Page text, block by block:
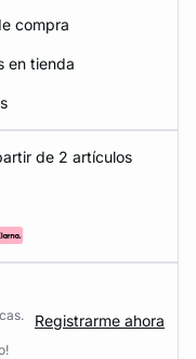
compra
en tienda
de 2 artículos
Registrarme ahora